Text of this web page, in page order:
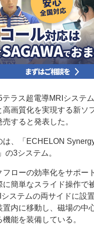
ラス超電導MRIシステ
画質化を実現する新ソ
すると発表した。
、「ECHELON
の3システム。
ローの効率化をサポー
簡単なスライド操作で
ステムの両サイドに設
置内に移動し、磁場の中
能を装備している。